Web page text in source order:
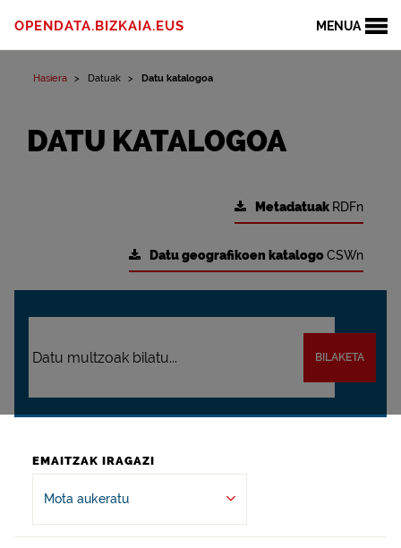
MENUA
OPENDATA.BIZKAIA.EUS
Hasiera Datuak Datu katalogoa
DATU KATALOGOA
Metadatuak RDFn
Datu geografikoen katalogoCSWn
BILAKETA
EMAITZAK IRAGAZI
Mota aukeratu